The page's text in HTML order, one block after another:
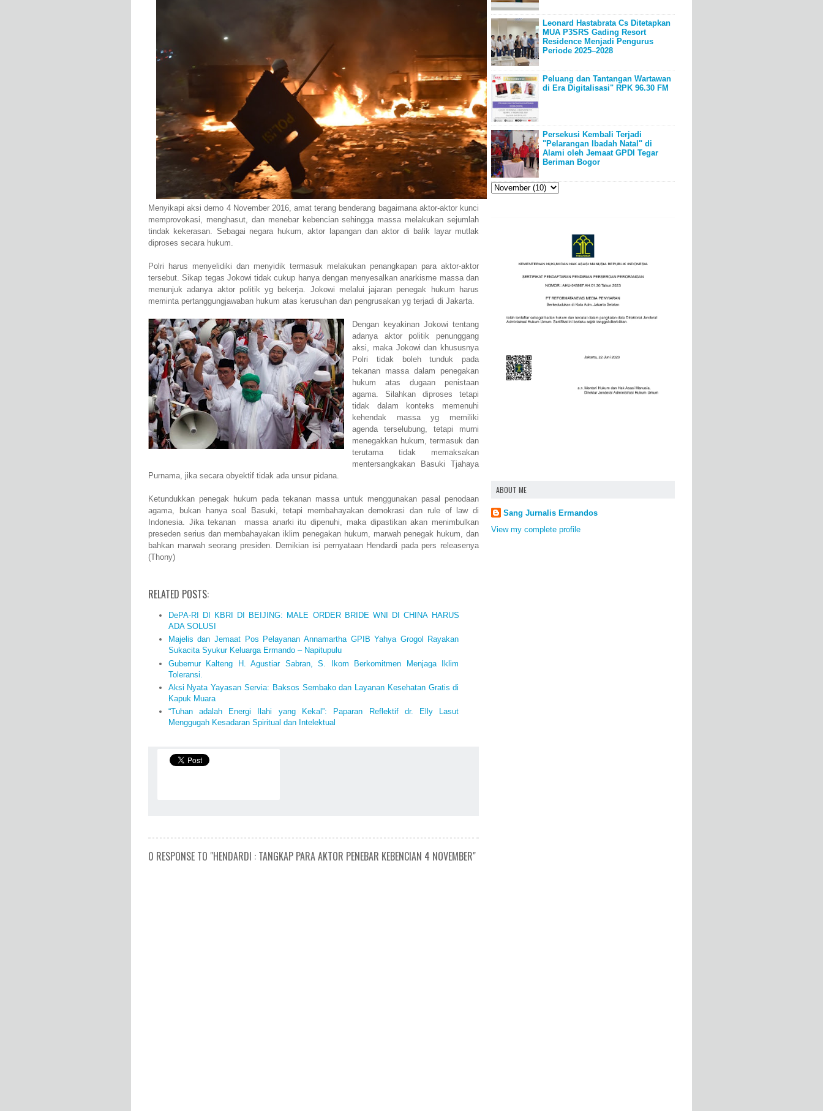
Menyikapi aksi demo 4 November 2016, amat terang benderang bagaimana aktor-aktor kunci
memprovokasi, menghasut, dan menebar kebencian sehingga massa melakukan sejumlah
tindak kekerasan. Sebagai negara hukum, aktor lapangan dan aktor di balik layar mutlak
diproses secara hukum.
Polri harus menyelidiki dan menyidik termasuk melakukan penangkapan para aktor-aktor
tersebut. Sikap tegas Jokowi tidak cukup hanya dengan menyesalkan anarkisme massa dan
menunjuk adanya aktor politik yg bekerja. Jokowi melalui jajaran penegak hukum harus
meminta pertanggungjawaban hukum atas kerusuhan dan pengrusakan yg terjadi di Jakarta.
Dengan keyakinan Jokowi tentang
adanya aktor politik penunggang
aksi, maka Jokowi dan khususnya
Polri tidak boleh tunduk pada
tekanan massa dalam penegakan
hukum atas dugaan penistaan
agama. Silahkan diproses tetapi
tidak dalam konteks memenuhi
kehendak massa yg memiliki
agenda terselubung, tetapi murni
menegakkan hukum, termasuk dan
terutama tidak memaksakan
mentersangkakan Basuki Tjahaya
Purnama, jika secara obyektif tidak ada unsur pidana.
Ketundukkan penegak hukum pada tekanan massa untuk menggunakan pasal penodaan
agama, bukan hanya soal Basuki, tetapi membahayakan demokrasi dan rule of law di
Indonesia. Jika tekanan massa anarki itu dipenuhi, maka dipastikan akan menimbulkan
preseden serius dan membahayakan iklim penegakan hukum, marwah penegak hukum, dan
bahkan marwah seorang presiden. Demikian isi pernyataan Hendardi pada pers releasenya
(Thony)
RELATED POSTS:
DePA-RI DI KBRI DI BEIJING: MALE ORDER BRIDE WNI DI CHINA HARUS
ADA SOLUSI
Majelis dan Jemaat Pos Pelayanan Annamartha GPIB Yahya Grogol Rayakan
Sukacita Syukur Keluarga Ermando – Napitupulu
Gubernur Kalteng H. Agustiar Sabran, S. Ikom Berkomitmen Menjaga Iklim
Toleransi.
Aksi Nyata Yayasan Servia: Baksos Sembako dan Layanan Kesehatan Gratis di
Kapuk Muara
“Tuhan adalah Energi Ilahi yang Kekal”: Paparan Reflektif dr. Elly Lasut
Menggugah Kesadaran Spiritual dan Intelektual
0 RESPONSE TO "HENDARDI : TANGKAP PARA AKTOR PENEBAR KEBENCIAN 4 NOVEMBER"
Leonard Hastabrata Cs Ditetapkan
MUA P3SRS Gading Resort
Residence Menjadi Pengurus
Periode 2025–2028
Peluang dan Tantangan Wartawan
di Era Digitalisasi" RPK 96.30 FM
Persekusi Kembali Terjadi
"Pelarangan Ibadah Natal" di
Alami oleh Jemaat GPDI Tegar
Beriman Bogor
ABOUT ME
Sang Jurnalis Ermandos
View my complete profile